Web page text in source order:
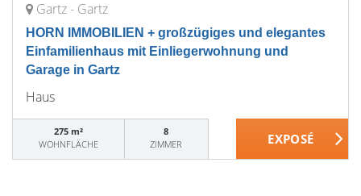
Gartz - Gartz
HORN IMMOBILIEN + großzügiges und elegantes
Einfamilienhaus mit Einliegerwohnung und
Garage in Gartz
Haus
275 m²
WOHNFLÄCHE
8
ZIMMER